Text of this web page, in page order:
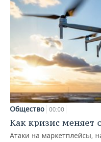
Общество 00:00
Как кризис меняет
Атаки на маркетплейсы,